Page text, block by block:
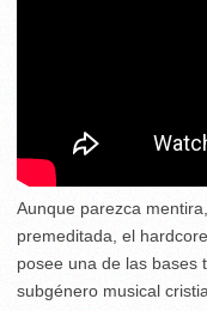
Aunque parezca
premeditada, el
posee una de las bases
subgénero musical